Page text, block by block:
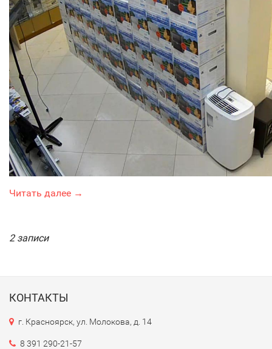
Читать далее →
2 записи
КОНТАКТЫ
г. Красноярск, ул. Молокова, д. 14
8 391 290-21-57